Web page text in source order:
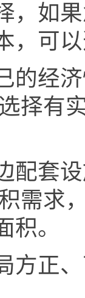
，如
，可
的经
择有
配套
需求
。
方正